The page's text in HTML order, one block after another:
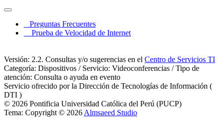
Preguntas Frecuentes
Prueba de Velocidad de Internet
Versión: 2.2. Consultas y/o sugerencias en el Centro de Servicios TI
Categoría: Dispositivos / Servicio: Videoconferencias / Tipo de
atención: Consulta o ayuda en evento
Servicio ofrecido por la Dirección de Tecnologías de Información (
DTI )
© 2026 Pontificia Universidad Católica del Perú (PUCP)
Tema: Copyright © 2026 Almsaeed Studio